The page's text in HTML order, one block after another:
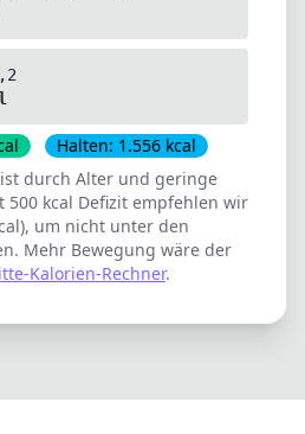
Halten: 1.556 kcal
durch Alter und geringe
kcal Defizit empfehlen wir
um nicht unter den
Mehr Bewegung wäre der
Kalorien-Rechner.